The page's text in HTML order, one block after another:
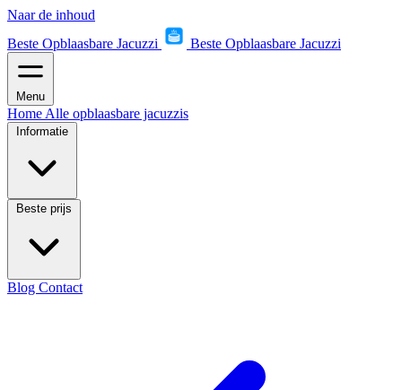
Naar de inhoud
Beste Opblaasbare Jacuzzi
Beste Opblaasbare Jacuzzi
Menu
Home Alle opblaasbare jacuzzis
Informatie
Beste prijs
Blog Contact